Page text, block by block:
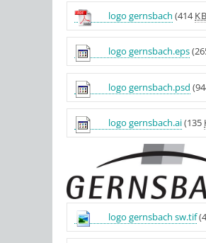
logo gernsbach (414
logo gernsbach.eps
logo gernsbach.psd
logo gernsbach.ai(135
logo gernsbach sw.tif